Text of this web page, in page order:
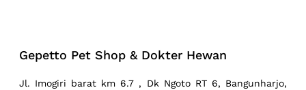
Gepetto Pet Shop & Dokter Hewan
Jl. Imogiri barat km 6.7 , Dk Ngoto RT 6, Bangunharjo,